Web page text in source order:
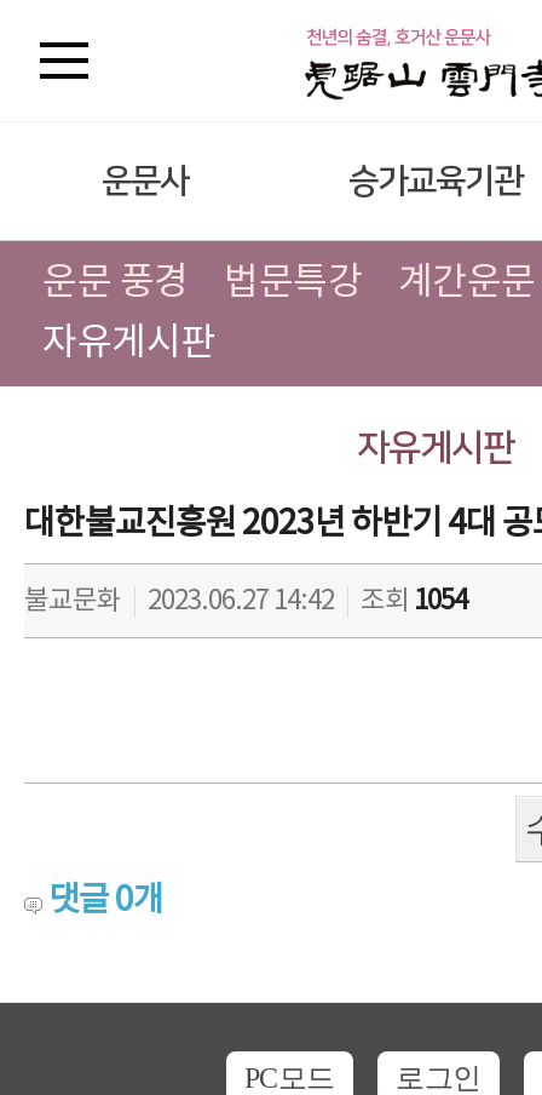
운문사 승가교육기관
운문 풍경 법문특강
계간운문
자유게시판
자유게시판
대한불교진흥원 2023년 하반기 4대
불교문화 2023.06.27 14:42 조회 1054
댓글0개
PC모드 로그인